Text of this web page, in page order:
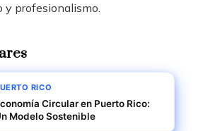
y profesionalismo.
RICO
Circular en Puerto Rico:
Modelo Sostenible